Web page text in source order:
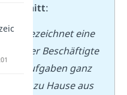
:
bezeichnet eine
bei der Beschäftigte
Aufgaben ganz
von zu Hause aus